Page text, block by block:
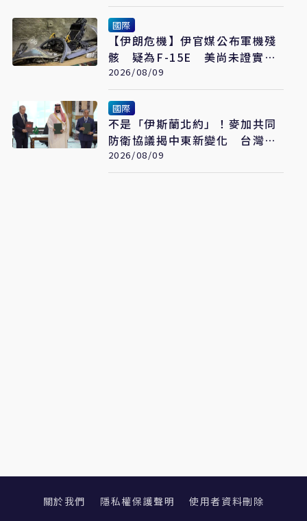
國際
【伊朗危機】伊官媒公布軍機殘
骸 疑為F-15E 美尚未證實遭
擊落
2026/08/09
國際
不是「伊斯蘭北約」！麥加共同
防衛協議揭中東新變化 台灣該
看懂「多層次安全」
2026/08/09
關於我們 隱私權保護聲明 使用者資料刪除